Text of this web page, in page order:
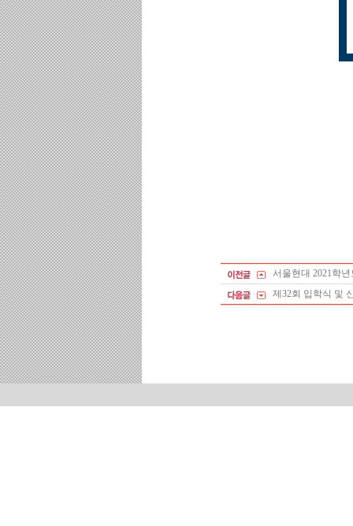
서울현대 2021학
제32회 입학식 및